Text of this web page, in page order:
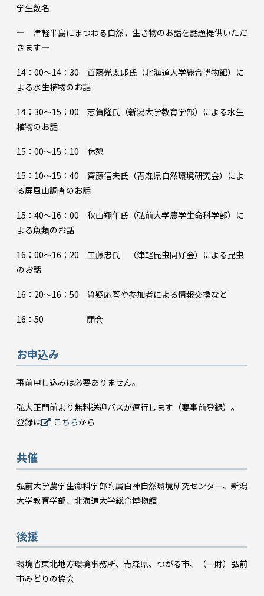
学生数名
― 津軽半島にまつわる自然，生き物のお話を話題提供いただ
きます―
14：00～14：30 首藤光太郎氏（北海道大学総合博物館）に
よる水生植物のお話
14：30～15：00 志賀隆氏（新潟大学教育学部）による水生
植物のお話
15：00～15：10 休憩
15：10～15：40 齋藤信夫氏（青森県自然環境研究会）によ
る屏風山調査のお話
15：40～16：00 秋山翔午氏（弘前大学農学生命科学部）に
よる魚類のお話
16：00～16：20 工藤忠氏 （津軽昆虫同好会）による昆虫
のお話
16：20～16：50 質疑応答や参加者による情報交換など
16：50 閉会
お申込み
事前申し込みは必要ありません。
弘大正門前より無料送迎バスが運行します（要事前登録）。
登録は
こちらから
共催
弘前大学農学生命科学部附属白神自然環境研究センター、新潟
大学教育学部、北海道大学総合博物館
後援
環境省東北地方環境事務所、青森県、つがる市、（一財）弘前
市みどりの協会